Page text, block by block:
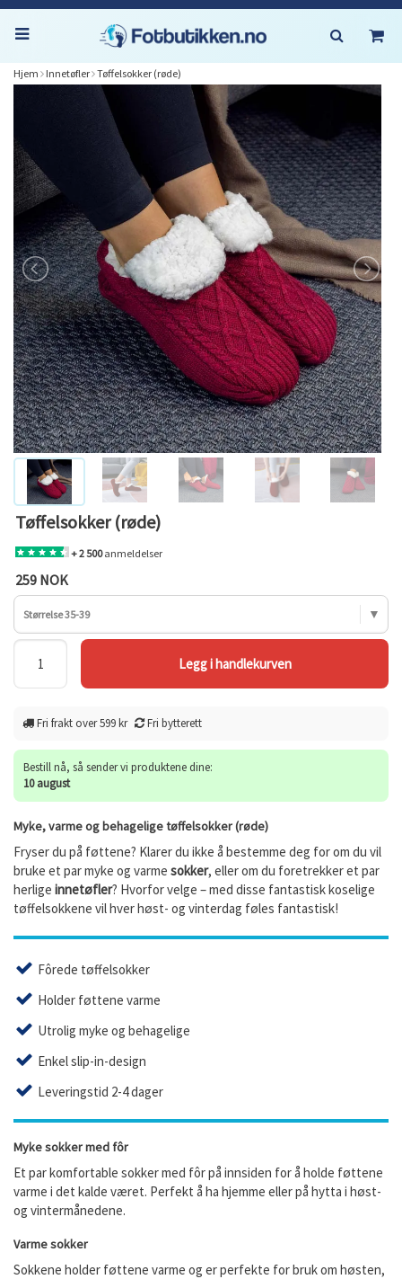
Hjem Innetøfler Tøffelsokker (røde)
Tøffelsokker (røde)
+ 2 500anmeldelser
259 NOK
Størrelse 35-39
Fri frakt over 599 kr Fri bytterett
Bestill nå, så sender vi produktene dine:
10 august
Myke, varme og behagelige tøffelsokker (røde)
Fryser du på føttene? Klarer du ikke å bestemme deg for om du vil
bruke et par myke og varme sokker, eller om du foretrekker et par
herlige innetøfler? Hvorfor velge – med disse fantastisk koselige
tøffelsokkene vil hver høst- og vinterdag føles fantastisk!
Fôrede tøffelsokker
Holder føttene varme
Utrolig myke og behagelige
Enkel slip-in-design
Leveringstid 2-4 dager
Myke sokker med fôr
Et par komfortable sokker med fôr på innsiden for å holde føttene
varme i det kalde været. Perfekt å ha hjemme eller på hytta i høst-
og vintermånedene.
Varme sokker
Sokkene holder føttene varme og er perfekte for bruk om høsten,